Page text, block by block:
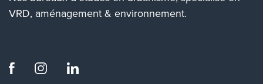
VRD, aménagement & environnement.